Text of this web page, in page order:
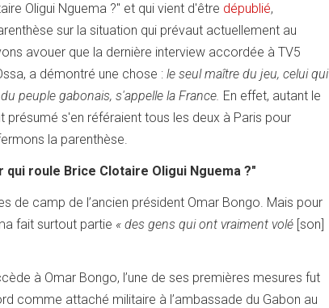
Oligui Nguema ?" et qui vient d'être dépublié,
sur la situation qui prévaut actuellement au
avouer que la dernière interview accordée à TV5
a démontré une chose : le seul maître du jeu, celui qui
peuple gabonais, s'appelle la France. En effet, autant le
présumé s'en référaient tous les deux à Paris pour
la parenthèse.
qui roule Brice Clotaire Oligui Nguema ?"
de camp de l’ancien président Omar Bongo. Mais pour
fait surtout partie « des gens qui ont vraiment volé [son]
à Omar Bongo, l’une de ses premières mesures fut
comme attaché militaire à l’ambassade du Gabon au